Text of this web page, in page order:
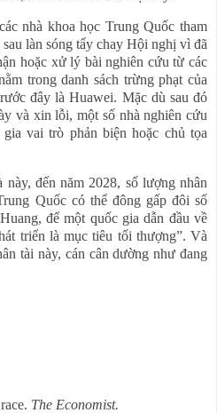
nhà khoa học Trung Quốc tham
làn sóng tẩy chay Hội nghị vì đã
hoặc xử lý bài nghiên cứu từ các
trong danh sách trừng phạt của
đây là Huawei. Mặc dù sau đó
và xin lỗi, một số nhà nghiên cứu
vai trò phản biện hoặc chủ tọa
đến năm 2028, số lượng nhân
Quốc có thể đông gấp đôi số
để một quốc gia dẫn đầu về
triển là mục tiêu tối thượng”. Và
tài này, cán cân dường như đang
The Economist.